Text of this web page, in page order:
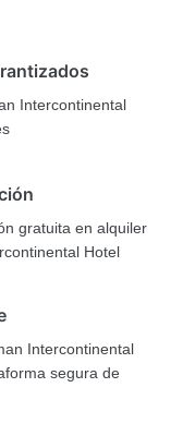
Intercontinental
gratuita en alquiler
Hotel
Intercontinental
segura de